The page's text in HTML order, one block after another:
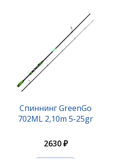
Спиннинг GreenGo
702ML 2,10m 5-25gr
2630 ₽